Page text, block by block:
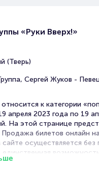
«Руки Вверх!»
(Тверь)
Сергей Жуков -
к категории
апреля 2023 года по 19
На этой странице
Продажа билетов онлайн
осуществляется без
единственная